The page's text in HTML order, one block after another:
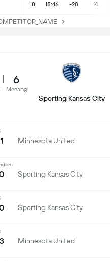
18 18:46 -28 14
6
Menang
Sporting Kansas City
Minnesota United
Sporting Kansas City
Sporting Kansas City
Minnesota United